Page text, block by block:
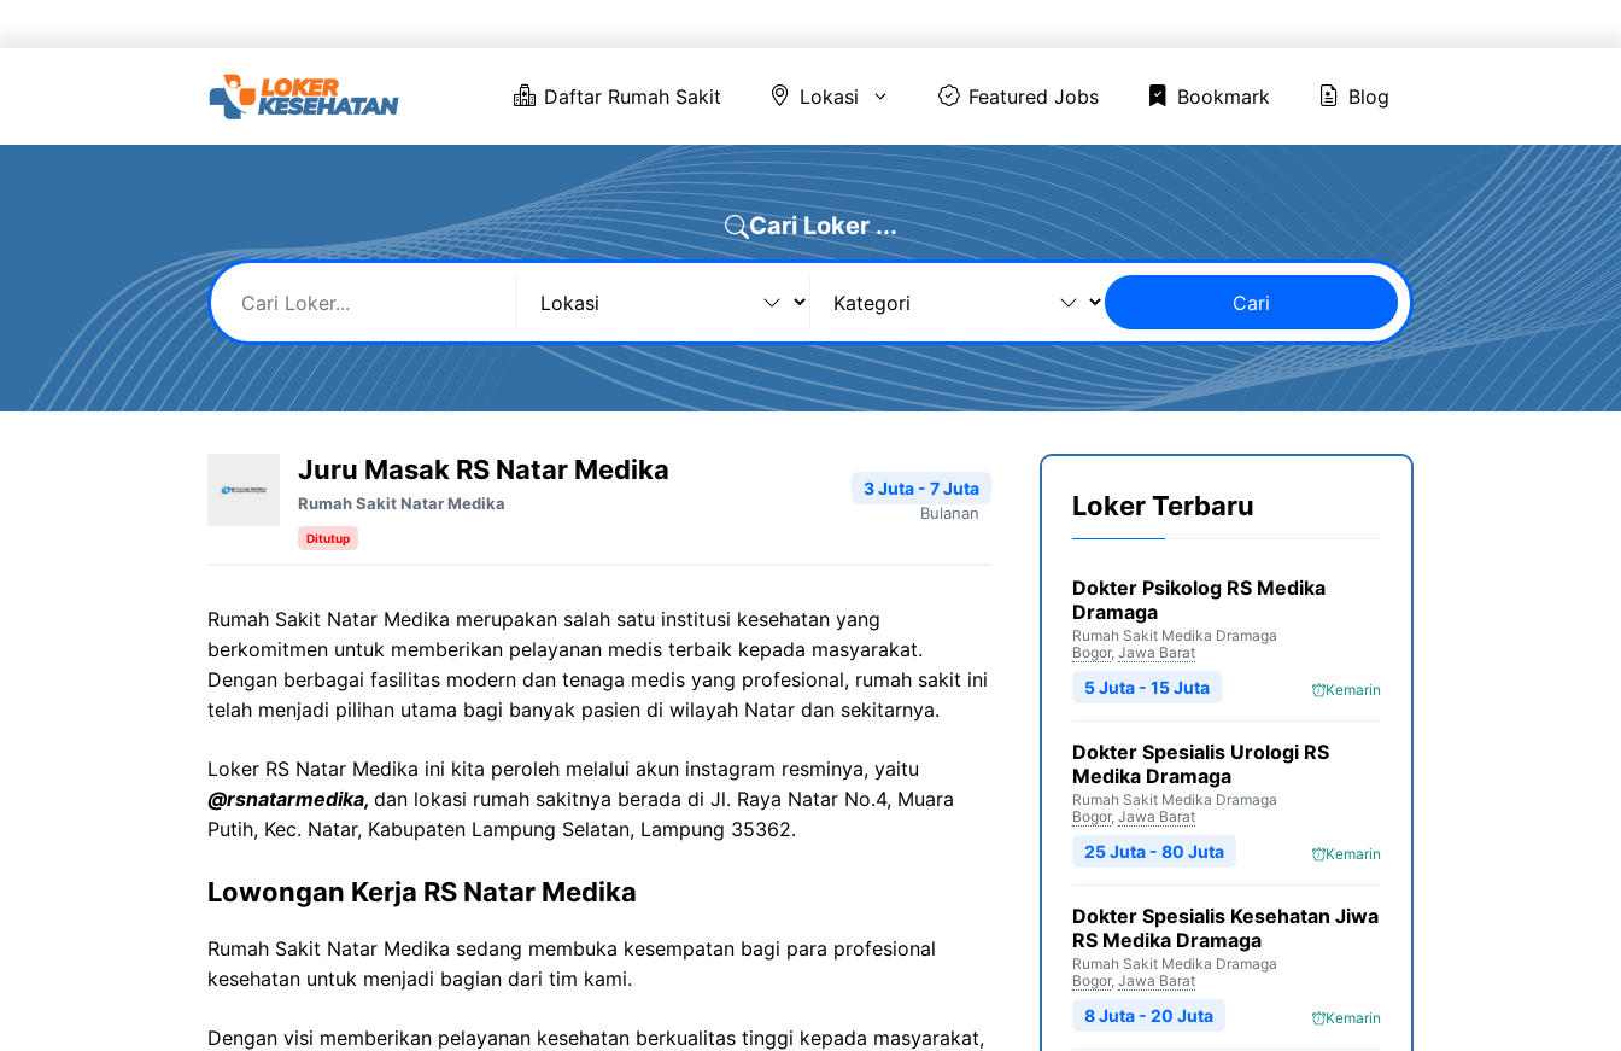
Daftar Rumah Sakit Lokasi Featured Jobs Bookmark Blog
Cari Loker ...
Cari
Juru Masak RS Natar Medika
Rumah Sakit Natar Medika
Ditutup
3 Juta - 7 Juta
Bulanan
Rumah Sakit Natar Medika merupakan salah satu institusi kesehatan yang
berkomitmen untuk memberikan pelayanan medis terbaik kepada masyarakat.
Dengan berbagai fasilitas modern dan tenaga medis yang profesional, rumah sakit ini
telah menjadi pilihan utama bagi banyak pasien di wilayah Natar dan sekitarnya.
Loker RS Natar Medika ini kita peroleh melalui akun instagram resminya, yaitu
@rsnatarmedika, dan lokasi rumah sakitnya berada di Jl. Raya Natar No.4, Muara
Putih, Kec. Natar, Kabupaten Lampung Selatan, Lampung 35362.
Lowongan Kerja RS Natar Medika
Rumah Sakit Natar Medika sedang membuka kesempatan bagi para profesional
kesehatan untuk menjadi bagian dari tim kami.
Dengan visi memberikan pelayanan kesehatan berkualitas tinggi kepada masyarakat,
Loker Terbaru
Dokter Psikolog RS Medika
Dramaga
Rumah Sakit Medika Dramaga
Bogor, Jawa Barat
Kemarin
5 Juta - 15 Juta
Dokter Spesialis Urologi RS
Medika Dramaga
Rumah Sakit Medika Dramaga
Bogor, Jawa Barat
Kemarin
25 Juta - 80 Juta
Dokter Spesialis Kesehatan Jiwa
RS Medika Dramaga
Rumah Sakit Medika Dramaga
Bogor, Jawa Barat
Kemarin
8 Juta - 20 Juta